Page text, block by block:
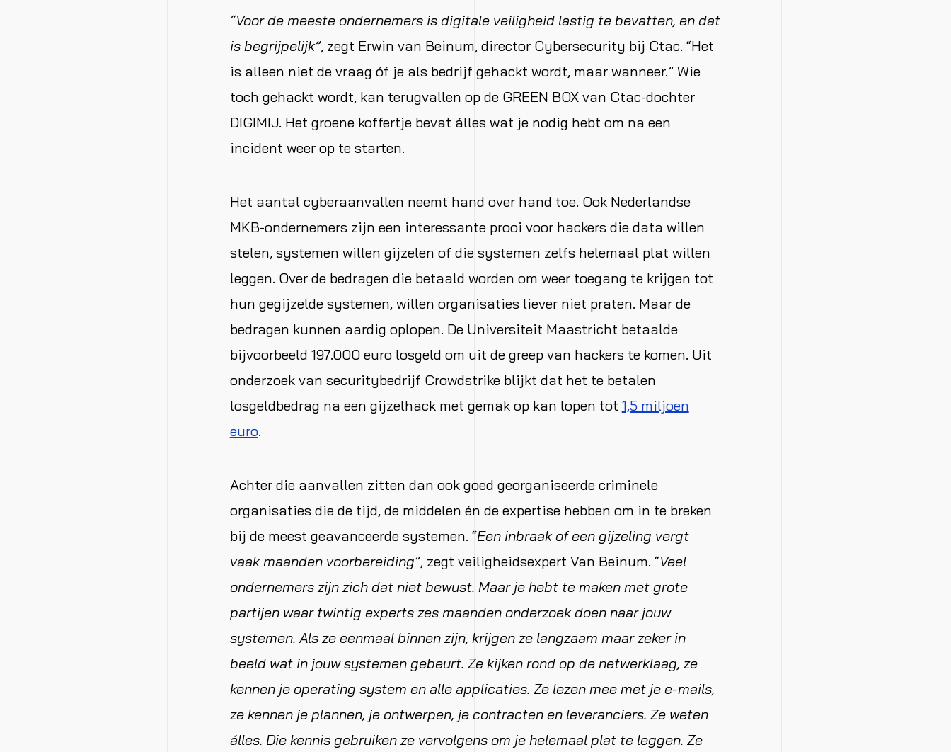
“Voor de meeste ondernemers is digitale veiligheid lastig te bevatten, en dat
is begrijpelijk”, zegt Erwin van Beinum, director Cybersecurity bij Ctac. “Het
is alleen niet de vraag óf je als bedrijf gehackt wordt, maar wanneer.” Wie
toch gehackt wordt, kan terugvallen op de GREEN BOX van Ctac-dochter
DIGIMIJ. Het groene koffertje bevat álles wat je nodig hebt om na een
incident weer op te starten.
Het aantal cyberaanvallen neemt hand over hand toe. Ook Nederlandse
MKB-ondernemers zijn een interessante prooi voor hackers die data willen
stelen, systemen willen gijzelen of die systemen zelfs helemaal plat willen
leggen. Over de bedragen die betaald worden om weer toegang te krijgen tot
hun gegijzelde systemen, willen organisaties liever niet praten. Maar de
bedragen kunnen aardig oplopen. De Universiteit Maastricht betaalde
bijvoorbeeld 197.000 euro losgeld om uit de greep van hackers te komen. Uit
onderzoek van securitybedrijf Crowdstrike blijkt dat het te betalen
losgeldbedrag na een gijzelhack met gemak op kan lopen tot 1,5 miljoen
euro.
Achter die aanvallen zitten dan ook goed georganiseerde criminele
organisaties die de tijd, de middelen én de expertise hebben om in te breken
bij de meest geavanceerde systemen. “Een inbraak of een gijzeling vergt
vaak maanden voorbereiding”, zegt veiligheidsexpert Van Beinum. “Veel
ondernemers zijn zich dat niet bewust. Maar je hebt te maken met grote
partijen waar twintig experts zes maanden onderzoek doen naar jouw
systemen. Als ze eenmaal binnen zijn, krijgen ze langzaam maar zeker in
beeld wat in jouw systemen gebeurt. Ze kijken rond op de netwerklaag, ze
kennen je operating system en alle applicaties. Ze lezen mee met je e-mails,
ze kennen je plannen, je ontwerpen, je contracten en leveranciers. Ze weten
álles. Die kennis gebruiken ze vervolgens om je helemaal plat te leggen. Ze